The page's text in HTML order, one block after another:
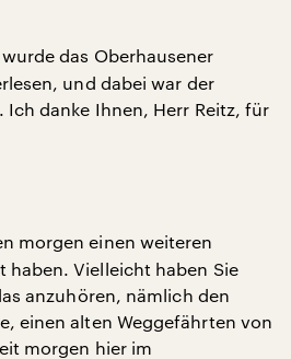
das Oberhausener
und dabei war der
Ich danke Ihnen, Herr Reitz, für
morgen einen weiteren
haben. Vielleicht haben Sie
anzuhören, nämlich den
einen alten Weggefährten von
morgen hier im